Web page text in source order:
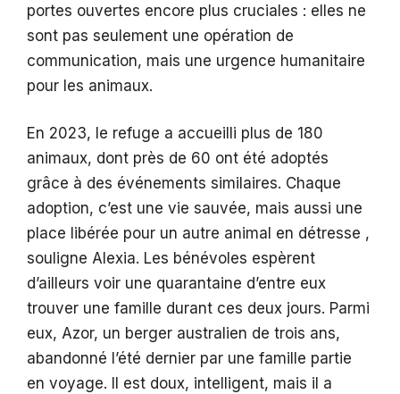
portes ouvertes encore plus cruciales : elles ne
sont pas seulement une opération de
communication, mais une urgence humanitaire
pour les animaux.
En 2023, le refuge a accueilli plus de 180
animaux, dont près de 60 ont été adoptés
grâce à des événements similaires. Chaque
adoption, c’est une vie sauvée, mais aussi une
place libérée pour un autre animal en détresse ,
souligne Alexia. Les bénévoles espèrent
d’ailleurs voir une quarantaine d’entre eux
trouver une famille durant ces deux jours. Parmi
eux, Azor, un berger australien de trois ans,
abandonné l’été dernier par une famille partie
en voyage. Il est doux, intelligent, mais il a